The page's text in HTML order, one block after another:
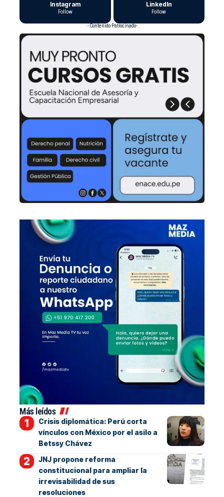
Instagram
Follow
LinkedIn
Follow
- Contenido Patrocinado-
Más leídos
Crisis diplomática: Perú corta
vínculos con México por el asilo a
Betssy Chávez
JNJ propone reforma
constitucional para ampliar la
irrevisabilidad de sus
resoluciones